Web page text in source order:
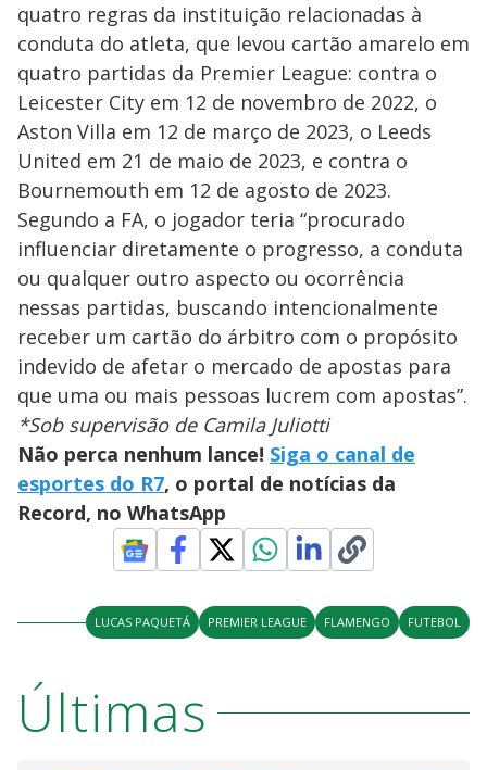
quatro regras da instituição relacionadas à
conduta do atleta, que levou cartão amarelo em
quatro partidas da Premier League: contra o
Leicester City em 12 de novembro de 2022, o
Aston Villa em 12 de março de 2023, o Leeds
United em 21 de maio de 2023, e contra o
Bournemouth em 12 de agosto de 2023.
Segundo a FA, o jogador teria “procurado
influenciar diretamente o progresso, a conduta
ou qualquer outro aspecto ou ocorrência
nessas partidas, buscando intencionalmente
receber um cartão do árbitro com o propósito
indevido de afetar o mercado de apostas para
que uma ou mais pessoas lucrem com apostas”.
*Sob supervisão de Camila Juliotti
Não perca nenhum lance! Siga o canal de
esportes do R7, o portal de notícias da
Record, no WhatsApp
LUCAS PAQUETÁ PREMIER LEAGUE FLAMENGO FUTEBOL
Últimas